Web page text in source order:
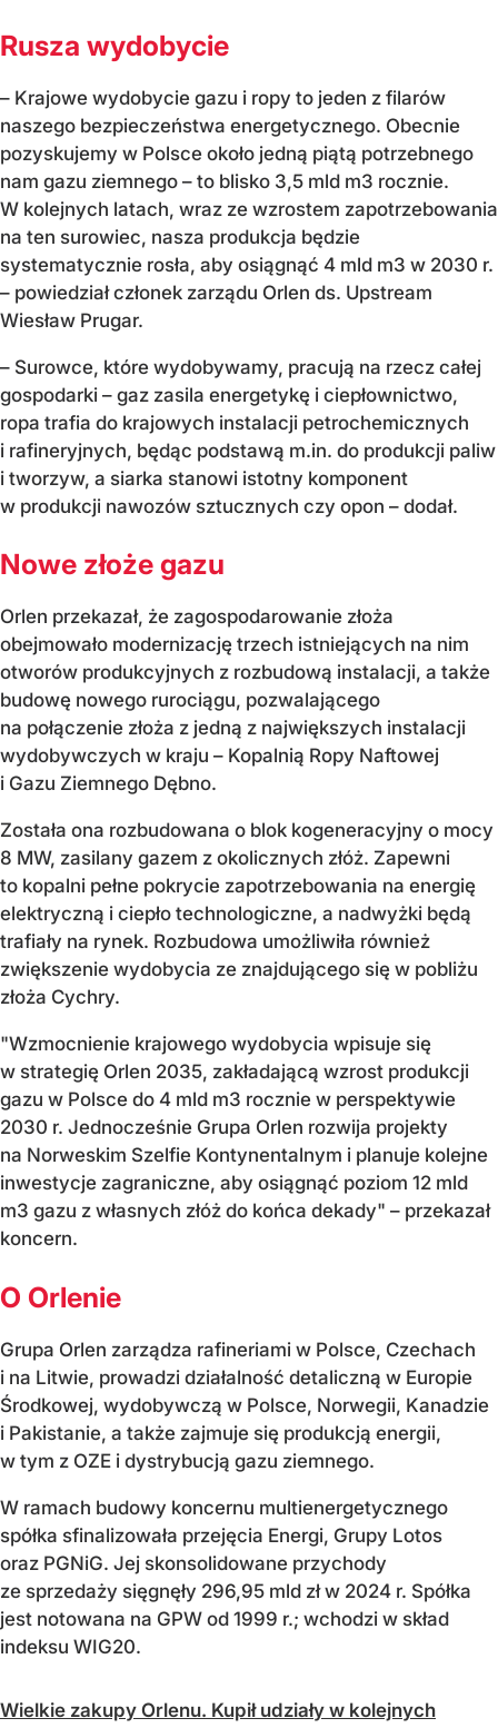
Rusza wydobycie
– Krajowe wydobycie gazu i ropy to jeden z filarów
naszego bezpieczeństwa energetycznego. Obecnie
pozyskujemy w Polsce około jedną piątą potrzebnego
nam gazu ziemnego – to blisko 3,5 mld m3 rocznie.
W kolejnych latach, wraz ze wzrostem zapotrzebowania
na ten surowiec, nasza produkcja będzie
systematycznie rosła, aby osiągnąć 4 mld m3 w 2030 r.
– powiedział członek zarządu Orlen ds. Upstream
Wiesław Prugar.
– Surowce, które wydobywamy, pracują na rzecz całej
gospodarki – gaz zasila energetykę i ciepłownictwo,
ropa trafia do krajowych instalacji petrochemicznych
i rafineryjnych, będąc podstawą m.in. do produkcji paliw
i tworzyw, a siarka stanowi istotny komponent
w produkcji nawozów sztucznych czy opon – dodał.
Nowe złoże gazu
Orlen przekazał, że zagospodarowanie złoża
obejmowało modernizację trzech istniejących na nim
otworów produkcyjnych z rozbudową instalacji, a także
budowę nowego rurociągu, pozwalającego
na połączenie złoża z jedną z największych instalacji
wydobywczych w kraju – Kopalnią Ropy Naftowej
i Gazu Ziemnego Dębno.
Została ona rozbudowana o blok kogeneracyjny o mocy
8 MW, zasilany gazem z okolicznych złóż. Zapewni
to kopalni pełne pokrycie zapotrzebowania na energię
elektryczną i ciepło technologiczne, a nadwyżki będą
trafiały na rynek. Rozbudowa umożliwiła również
zwiększenie wydobycia ze znajdującego się w pobliżu
złoża Cychry.
"Wzmocnienie krajowego wydobycia wpisuje się
w strategię Orlen 2035, zakładającą wzrost produkcji
gazu w Polsce do 4 mld m3 rocznie w perspektywie
2030 r. Jednocześnie Grupa Orlen rozwija projekty
na Norweskim Szelfie Kontynentalnym i planuje kolejne
inwestycje zagraniczne, aby osiągnąć poziom 12 mld
m3 gazu z własnych złóż do końca dekady" – przekazał
koncern.
O Orlenie
Grupa Orlen zarządza rafineriami w Polsce, Czechach
i na Litwie, prowadzi działalność detaliczną w Europie
Środkowej, wydobywczą w Polsce, Norwegii, Kanadzie
i Pakistanie, a także zajmuje się produkcją energii,
w tym z OZE i dystrybucją gazu ziemnego.
W ramach budowy koncernu multienergetycznego
spółka sfinalizowała przejęcia Energi, Grupy Lotos
oraz PGNiG. Jej skonsolidowane przychody
ze sprzedaży sięgnęły 296,95 mld zł w 2024 r. Spółka
jest notowana na GPW od 1999 r.; wchodzi w skład
indeksu WIG20.
Wielkie zakupy Orlenu. Kupił udziały w kolejnych